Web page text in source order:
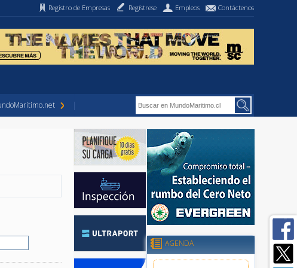
Registro de Empresas Regístrese Empleos Contáctenos
AGENDA